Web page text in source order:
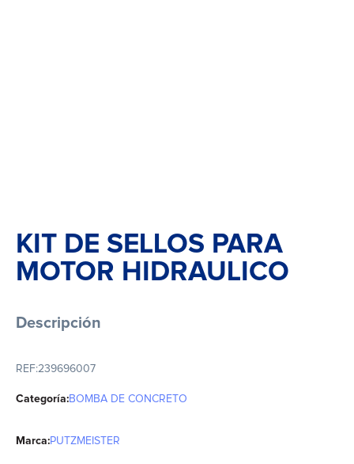
KIT DE SELLOS PARA
MOTOR HIDRAULICO
Descripción
REF:239696007
Categoría:BOMBA DE CONCRETO
Marca:PUTZMEISTER